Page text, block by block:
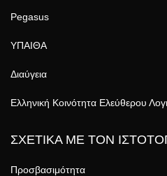
Pegasus
ΥΠΑΙΘΑ
Διαύγεια
Ελληνική Κοινότητα Ελεύθερου
ΣΧΕΤΙΚΑ ΜΕ ΤΟΝ
Προσβασιμότητα